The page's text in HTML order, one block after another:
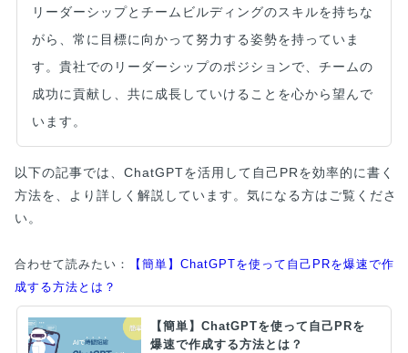
リーダーシップとチームビルディングのスキルを持ちな
がら、常に目標に向かって努力する姿勢を持っていま
す。貴社でのリーダーシップのポジションで、チームの
成功に貢献し、共に成長していけることを心から望んで
います。
以下の記事では、ChatGPTを活用して自己PRを効率的に書く
方法を、より詳しく解説しています。気になる方はご覧くださ
い。
合わせて読みたい：
【簡単】ChatGPTを使って自己PRを爆速で作
成する方法とは？
【簡単】ChatGPTを使って自己PRを
爆速で作成する方法とは？